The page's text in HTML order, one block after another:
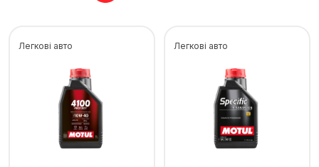
Легкові авто Легкові авто